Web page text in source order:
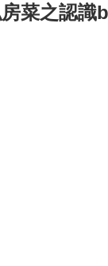
菜之認識